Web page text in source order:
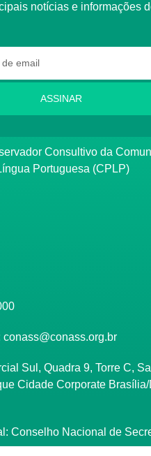
notícias e informações
ASSINAR
Portuguesa (CPLP)
conass@conass.org.br
Sul, Quadra 9, Torre C,
Cidade Corporate
Conselho Nacional de